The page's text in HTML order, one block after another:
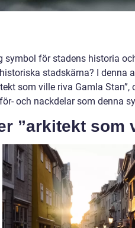
symbol för stadens historia
stadskärna? I denna
som ville riva Gamla
och nackdelar som denna
”arkitekt som